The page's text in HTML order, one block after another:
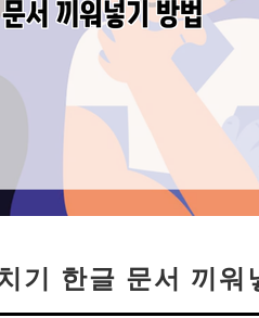
기 한글 문서 끼워